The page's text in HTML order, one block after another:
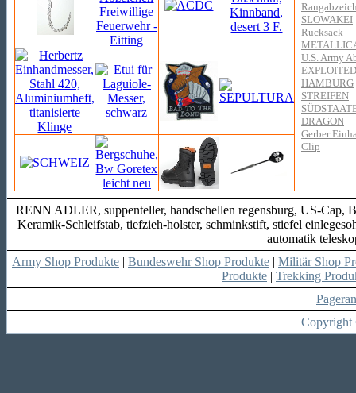
SLOWAKEI
Rucksack
U.S. Army
EXPLOITED
HAMBURG
STREIFEN
DRAGON
Gerber
Clip
RENN ADLER, suppenteller, handschellen regensburg, US-Cap,
Keramik-Schleifstab, tiefzieh-holster, schminkstift, stiefel
automatik
Army Shop Produkte | Bundeswehr Shop Produkte | Militär Shop
Produkte | Trekking